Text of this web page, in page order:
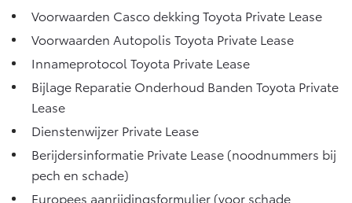
OOK ALS BATTERIJ-
ELEKTRISCH
Vanaf € 46.301,-
OOK ALS BATTERIJ-
ELEKTRISCH
Vanaf € 56.570,-
Voorwaarden Casco dekking Toyota Private Lease
Voorwaarden Autopolis Toyota Private Lease
Innameprotocol Toyota Private Lease
Bijlage Reparatie Onderhoud Banden Toyota Private
Lease
Dienstenwijzer Private Lease
Berijdersinformatie Private Lease (noodnummers bij
pech en schade)
Europees aanrijdingsformulier (voor schade